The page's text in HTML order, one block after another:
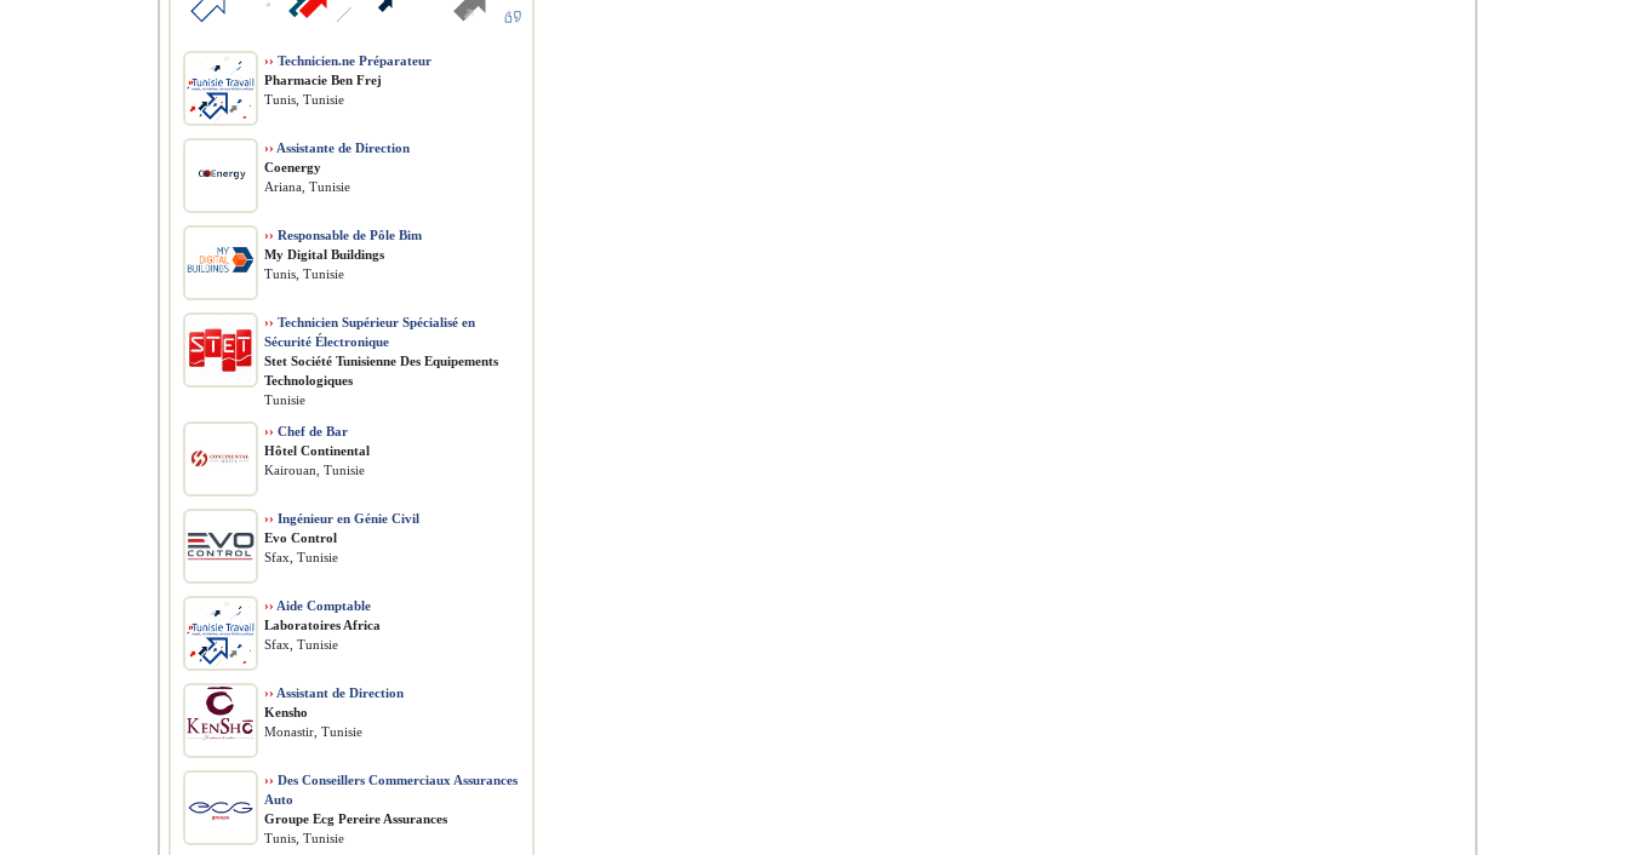
›› Technicien.ne Préparateur
Pharmacie Ben Frej
Tunis, Tunisie
›› Assistante de Direction
Coenergy
Ariana, Tunisie
›› Responsable de Pôle Bim
My Digital Buildings
Tunis, Tunisie
›› Technicien Supérieur Spécialisé en
Sécurité Électronique
Stet Société Tunisienne Des Equipements
Technologiques
Tunisie
›› Chef de Bar
Hôtel Continental
Kairouan, Tunisie
›› Ingénieur en Génie Civil
Evo Control
Sfax, Tunisie
›› Aide Comptable
Laboratoires Africa
Sfax, Tunisie
›› Assistant de Direction
Kensho
Monastir, Tunisie
›› Des Conseillers Commerciaux Assurances
Auto
Groupe Ecg Pereire Assurances
Tunis, Tunisie